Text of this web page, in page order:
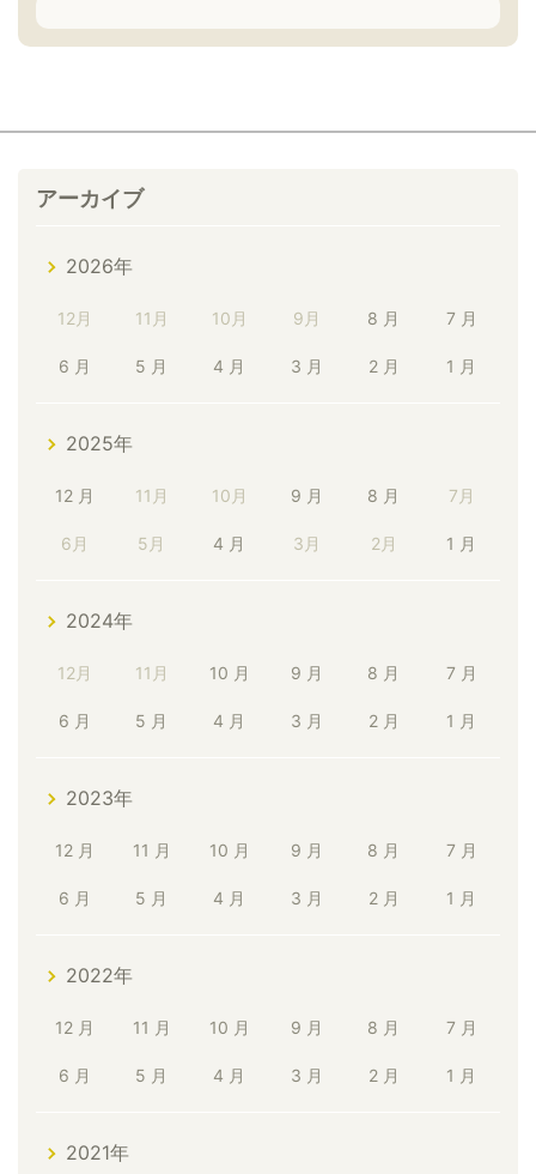
アーカイブ
2026年
12月 11月 10月 9月 8 月 7 月
6 月 5 月 4 月 3 月 2 月 1 月
2025年
12 月 11月 10月 9 月 8 月 7月
6月 5月 4 月 3月 2月 1 月
2024年
12月 11月 10 月 9 月 8 月 7 月
6 月 5 月 4 月 3 月 2 月 1 月
2023年
12 月 11 月 10 月 9 月 8 月 7 月
6 月 5 月 4 月 3 月 2 月 1 月
2022年
12 月 11 月 10 月 9 月 8 月 7 月
6 月 5 月 4 月 3 月 2 月 1 月
2021年